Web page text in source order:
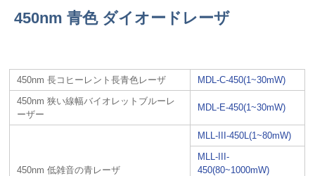
450nm 青色 ダイオードレーザ
450nm 長コヒーレント長青色レーザ
MDL-C-450(1~30mW)
450nm 狭い線幅バイオレットブルーレ
ーザー
MDL-E-450(1~30mW)
450nm 低雑音の青レーザ
MLL-III-450L(1~80mW)
MLL-III-
450(80~1000mW)